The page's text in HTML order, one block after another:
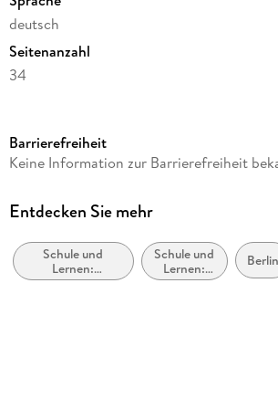
deutsch
Seitenanzahl
34
Reihe
Autor/Autorin
Verlag/Hersteller
Westermann Lernwelten
Barrierefreiheit
Keine Information zur Barrierefreiheit
Entdecken Sie mehr
Schule und
Lernen:
Erstspracherwerb
Schule und
Lernen:
Lehrbücher
Berlin